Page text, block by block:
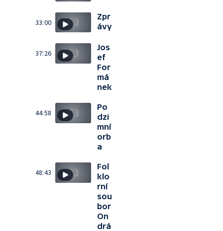
33:00
Zpr
ávy
37:26
Jos
ef
For
má
nek
44:58
Po
dzi
mní
orb
a
48:43
Fol
klo
rní
sou
bor
On
drá